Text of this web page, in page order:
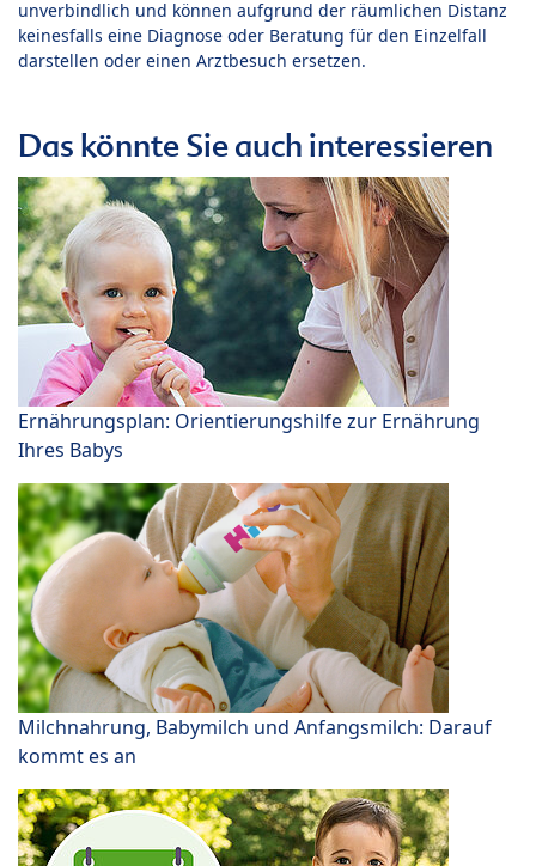
unverbindlich und können aufgrund der räumlichen Distanz
keinesfalls eine Diagnose oder Beratung für den Einzelfall
darstellen oder einen Arztbesuch ersetzen.
Das könnte Sie auch interessieren
Ernährungsplan: Orientierungshilfe zur Ernährung
Ihres Babys
Milchnahrung, Babymilch und Anfangsmilch: Darauf
kommt es an